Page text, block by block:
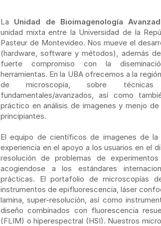
La Unidad de Bioimagenología
unidad mixta entre la Universidad de la
Pasteur de Montevideo. Nos mueve el
(hardware, software y métodos), además
fuerte compromiso con la
herramientas. En la UBA ofrecemos a la
de microscopía, sobre
fundamentales/avanzados, así como
práctico en análisis de imagenes y menjo
principiantes.
El equipo de científicos de imagenes de la
experiencia en el apoyo a los usuarios en el
resolución de problemas de
acogiendose a los estándares
prácticas. El portafolio de microscopías
instrumentos de epifluorescencia, láser
lamina, super-resolución, así como
diseño combinados con fluorescencia
(FLIM) o hiperespectral (HSI). Nuestros